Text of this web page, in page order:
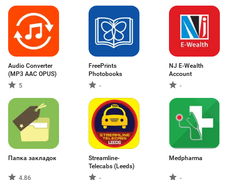
Audio Converter
(MP3 AAC OPUS)
5
FreePrints
Photobooks
-
NJ E-Wealth
Account
-
Папка закладок
4.86
Streamline-
Telecabs (Leeds)
-
Medpharma
-